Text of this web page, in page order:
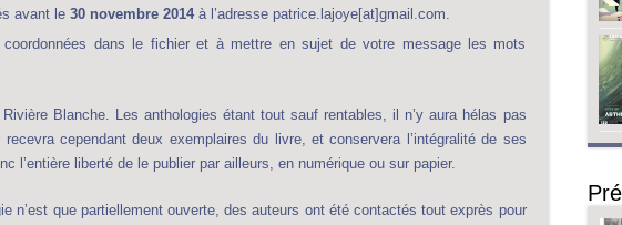
avant le 30 novembre 2014à l’adresse patrice.lajoye[at]gmail.com.
dans le fichier et à mettre en sujet de votre message les mots
Blanche. Les anthologies étant tout sauf rentables, il n’y aura hélas pas
recevra cependant deux exemplaires du livre, et conservera l’intégralité de ses
l’entière liberté de le publier par ailleurs, en numérique ou sur papier.
n’est que partiellement ouverte, des auteurs ont été contactés tout exprès pour